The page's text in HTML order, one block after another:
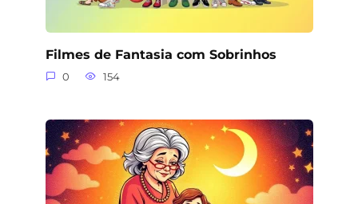
Filmes de Fantasia com Sobrinhos
0 154